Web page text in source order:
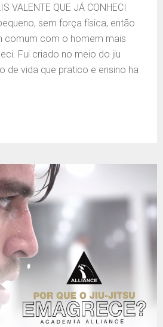
VALENTE QUE JÁ CONHECI
sem força física, então
comum com o homem mais
Fui criado no meio do jiu
de vida que pratico e ensino ha